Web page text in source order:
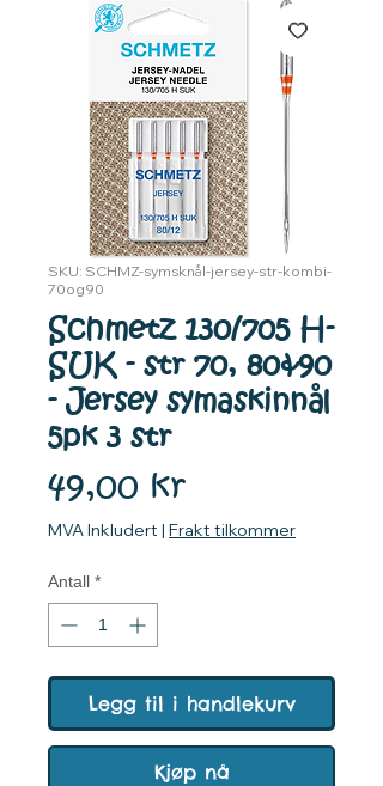
SKU: SCHMZ-symsknål-jersey-str-kombi-
70og90
Schmetz 130/705 H-
SUK - str 70, 80&90
- Jersey symaskinnål
5pk 3 str
49,00 krPris
MVA Inkludert | Frakt tilkommer
Antall *
Legg til i handlekurv
Kjøp nå